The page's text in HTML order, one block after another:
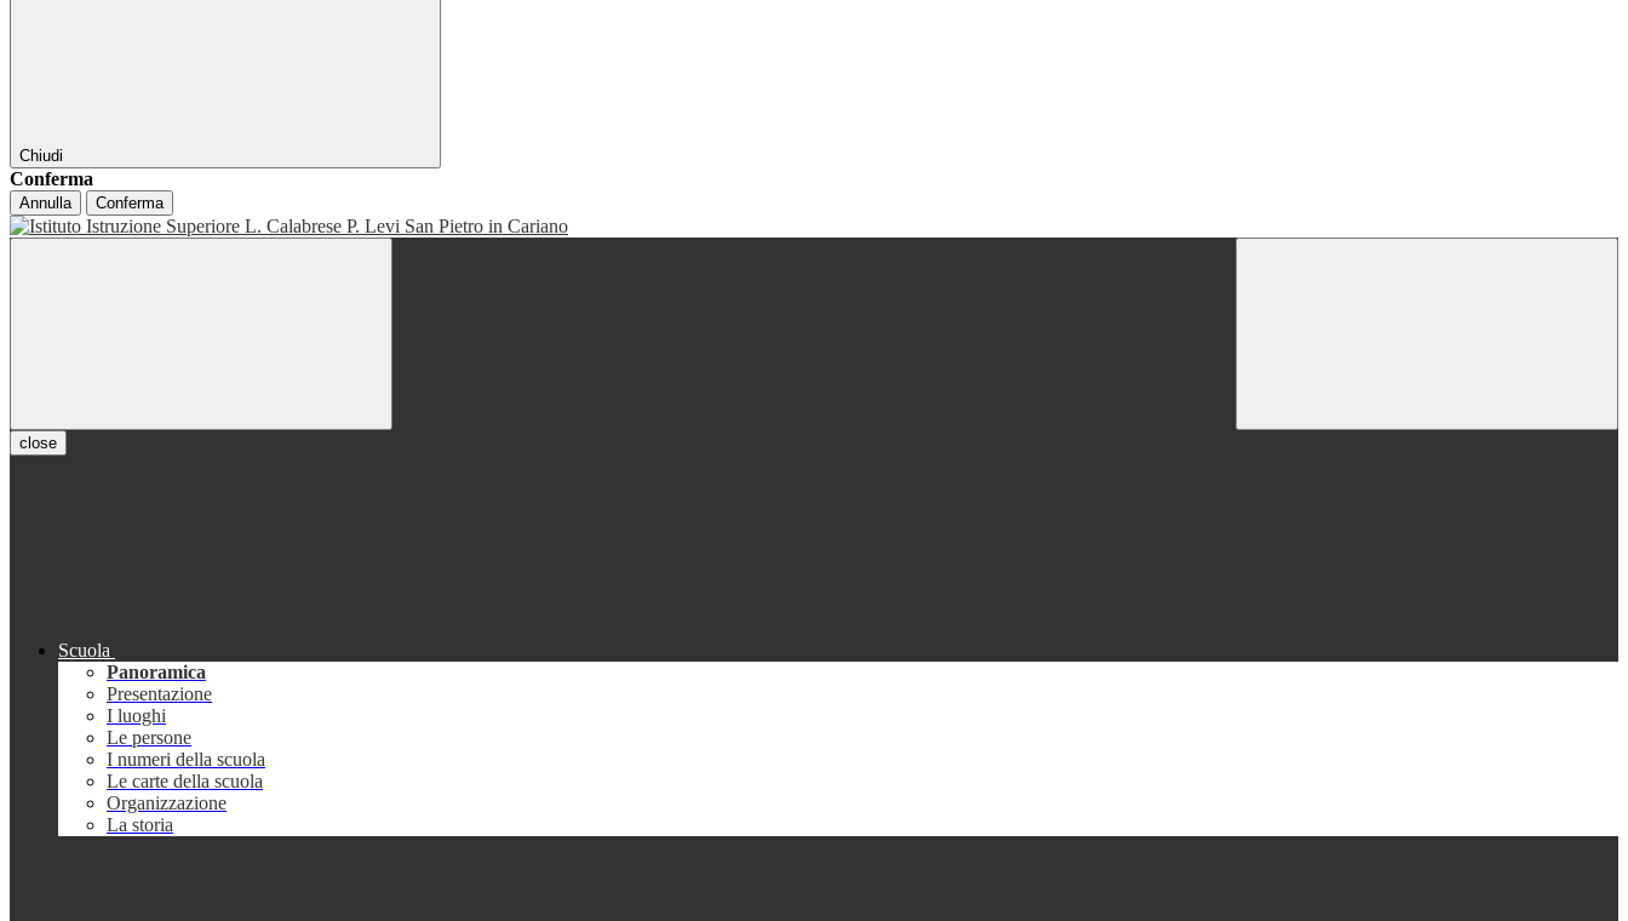
Chiudi
Conferma
Annulla Conferma
close
Scuola
Panoramica
Presentazione
I luoghi
Le persone
I numeri della scuola
Le carte della scuola
Organizzazione
La storia